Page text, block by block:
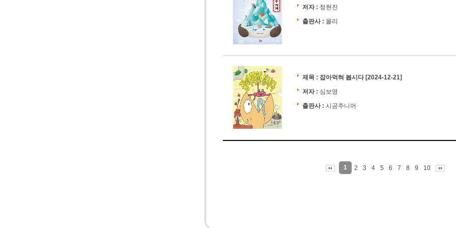
저자 : 정현진
출판사 : 올리
제목 : 잡아먹혀 봅시다[2024-12-21]
저자 : 심보영
출판사 : 시공주니어
1 2 3 4 5 6 7 8 9 10